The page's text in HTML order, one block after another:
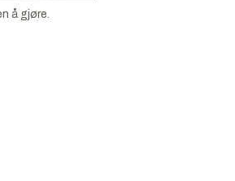
å gjøre.